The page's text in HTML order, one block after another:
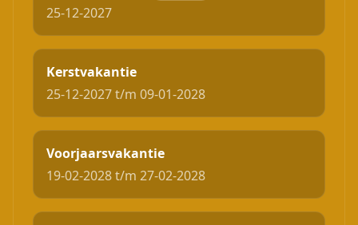
25-12-2027
Kerstvakantie
25-12-2027 t/m 09-01-2028
Voorjaarsvakantie
19-02-2028 t/m 27-02-2028